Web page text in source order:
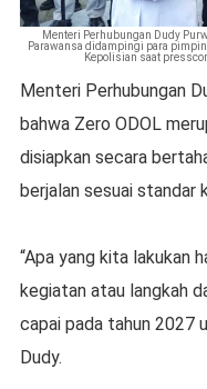
Menteri Perhubungan Dudy
Parawansa didampingi para
Kepolisian saat
Menteri Perhubungan
bahwa Zero ODOL
disiapkan secara
berjalan sesuai standar
“Apa yang kita lakukan
kegiatan atau langkah
capai pada tahun 2027
Dudy.